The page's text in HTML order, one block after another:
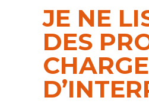
JE NE
DES